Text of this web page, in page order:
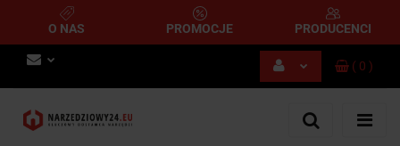
O NAS PROMOCJE PRODUCENCI
( 0 )